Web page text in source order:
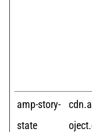
amp-story-
state